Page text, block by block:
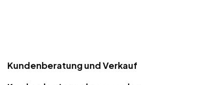
Kundenberatung und Verkauf